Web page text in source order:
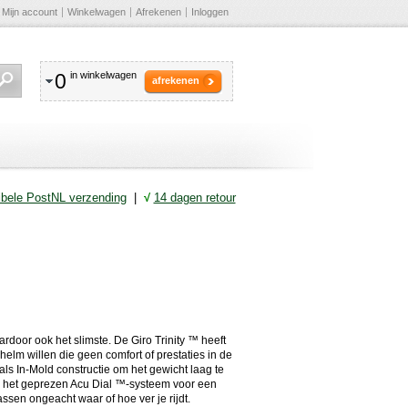
Mijn account Winkelwagen Afrekenen Inloggen
0 in winkelwagen afrekenen
PostNL verzending| √ 14 dagen retour
ook het slimste. De Giro Trinity ™ heeft
willen die geen comfort of prestaties in de
In-Mold constructie om het gewicht laag te
geprezen Acu Dial ™-systeem voor een
ongeacht waar of hoe ver je rijdt.